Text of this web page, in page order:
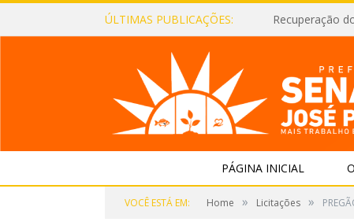
ÚLTIMAS PUBLICAÇÕES: Recuperação
PÁGINA INICIAL
VOCÊ ESTÁ EM: Home » Licitações »